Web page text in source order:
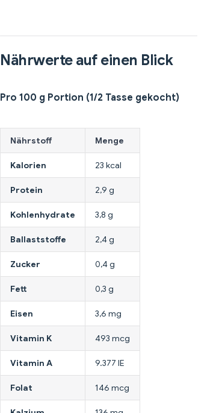
Nährwerte auf einen Blick
Pro 100 g Portion (1/2 Tasse gekocht)
Nährstoff Menge
Kalorien 23 kcal
Protein 2,9 g
Kohlenhydrate 3,8 g
Ballaststoffe 2,4 g
Zucker 0,4 g
Fett 0,3 g
Eisen 3,6 mg
Vitamin K 493 mcg
Vitamin A 9.377 IE
Folat 146 mcg